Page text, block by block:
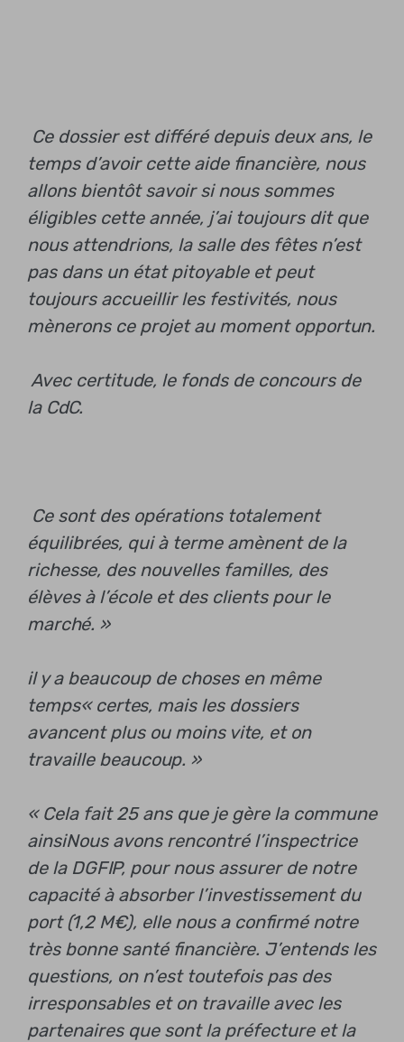
Ce dossier est différé depuis deux ans, le
temps d’avoir cette aide financière, nous
allons bientôt savoir si nous sommes
éligibles cette année, j’ai toujours dit que
nous attendrions, la salle des fêtes n’est
pas dans un état pitoyable et peut
toujours accueillir les festivités, nous
mènerons ce projet au moment opportun.
Avec certitude, le fonds de concours de
la CdC.
Ce sont des opérations totalement
équilibrées, qui à terme amènent de la
richesse, des nouvelles familles, des
élèves à l’école et des clients pour le
marché. »
il y a beaucoup de choses en même
temps« certes, mais les dossiers
avancent plus ou moins vite, et on
travaille beaucoup. »
« Cela fait 25 ans que je gère la commune
ainsiNous avons rencontré l’inspectrice
de la DGFIP, pour nous assurer de notre
capacité à absorber l’investissement du
port (1,2 M€), elle nous a confirmé notre
très bonne santé financière. J’entends les
questions, on n’est toutefois pas des
irresponsables et on travaille avec les
partenaires que sont la préfecture et la